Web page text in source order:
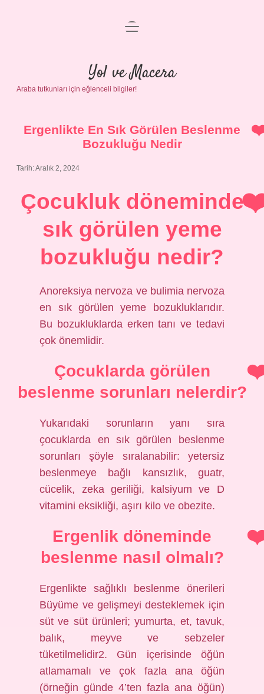
Anasayfa
Gizlilik Politikası
Yasal Uyarı
menüyü
Yol ve Macera
Araba tutkunları için eğlenceli bilgiler!
Ergenlikte En Sık Görülen Beslenme
Bozukluğu Nedir
Tarih: Aralık 2, 2024
Çocukluk döneminde
sık görülen yeme
bozukluğu nedir?
Anoreksiya nervoza ve bulimia nervoza
en sık görülen yeme bozukluklarıdır.
Bu bozukluklarda erken tanı ve tedavi
çok önemlidir.
Çocuklarda görülen
beslenme sorunları nelerdir?
Yukarıdaki sorunların yanı sıra
çocuklarda en sık görülen beslenme
sorunları şöyle sıralanabilir: yetersiz
beslenmeye bağlı kansızlık, guatr,
cücelik, zeka geriliği, kalsiyum ve D
vitamini eksikliği, aşırı kilo ve obezite.
Ergenlik döneminde
beslenme nasıl olmalı?
Ergenlikte sağlıklı beslenme önerileri
Büyüme ve gelişmeyi desteklemek için
süt ve süt ürünleri; yumurta, et, tavuk,
balık, meyve ve sebzeler
tüketilmelidir2. Gün içerisinde öğün
atlamamalı ve çok fazla ana öğün
(örneğin günde 4’ten fazla ana öğün)